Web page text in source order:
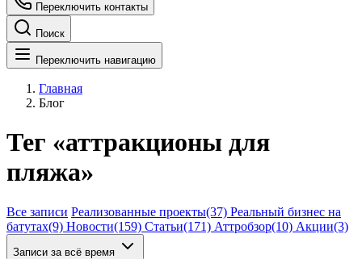
Переключить контакты
Поиск
Переключить навигацию
Главная
Блог
Тег «аттракционы для
пляжа»
Все записи Реализованные проекты(37) Реальный бизнес на
батутах(9) Новости(159) Статьи(171) Аттробзор(10) Акции(3)
Записи за всё время